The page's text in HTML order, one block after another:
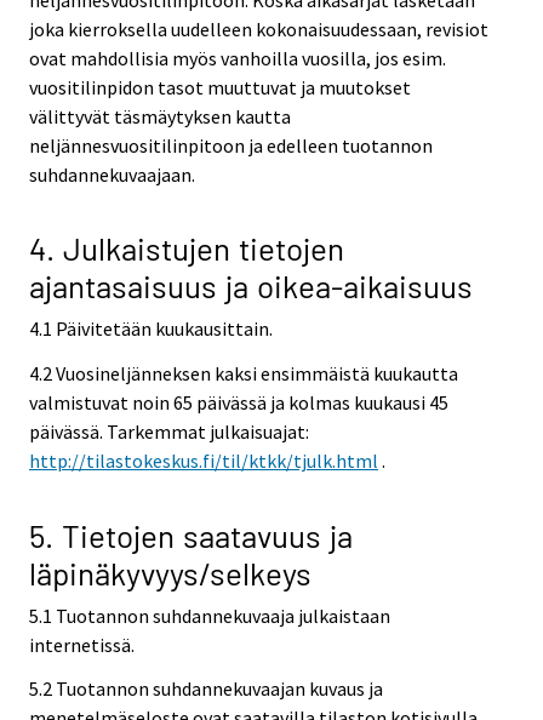
joka kierroksella uudelleen kokonaisuudessaan, revisiot
ovat mahdollisia myös vanhoilla vuosilla, jos esim.
vuositilinpidon tasot muuttuvat ja muutokset
välittyvät täsmäytyksen kautta
neljännesvuositilinpitoon ja edelleen tuotannon
suhdannekuvaajaan.
4. Julkaistujen tietojen
ajantasaisuus ja oikea-aikaisuus
4.1 Päivitetään kuukausittain.
4.2 Vuosineljänneksen kaksi ensimmäistä kuukautta
valmistuvat noin 65 päivässä ja kolmas kuukausi 45
päivässä. Tarkemmat julkaisuajat:
http://tilastokeskus.fi/til/ktkk/tjulk.html .
5. Tietojen saatavuus ja
läpinäkyvyys/selkeys
5.1 Tuotannon suhdannekuvaaja julkaistaan
internetissä.
5.2 Tuotannon suhdannekuvaajan kuvaus ja